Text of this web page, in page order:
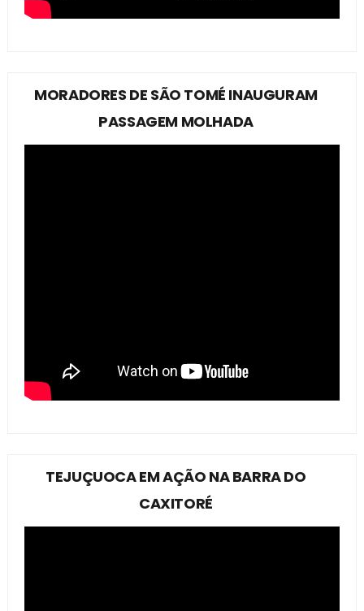
MORADORES DE SÃO TOMÉ INAUGURAM
PASSAGEM MOLHADA
TEJUÇUOCA EM AÇÃO NA BARRA DO
CAXITORÉ